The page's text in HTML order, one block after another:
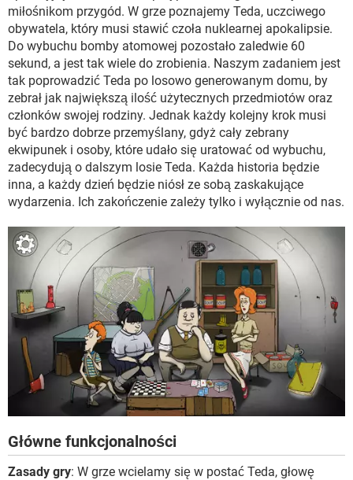
WINDOWS 10
miłośnikom przygód. W grze poznajemy Teda, uczciwego
obywatela, który musi stawić czoła nuklearnej apokalipsie.
Do wybuchu bomby atomowej pozostało zaledwie 60
sekund, a jest tak wiele do zrobienia. Naszym zadaniem jest
tak poprowadzić Teda po losowo generowanym domu, by
zebrał jak największą ilość użytecznych przedmiotów oraz
członków swojej rodziny. Jednak każdy kolejny krok musi
być bardzo dobrze przemyślany, gdyż cały zebrany
ekwipunek i osoby, które udało się uratować od wybuchu,
zadecydują o dalszym losie Teda. Każda historia będzie
inna, a każdy dzień będzie niósł ze sobą zaskakujące
wydarzenia. Ich zakończenie zależy tylko i wyłącznie od nas.
Główne funkcjonalności
Zasady gry: W grze wcielamy się w postać Teda, głowę